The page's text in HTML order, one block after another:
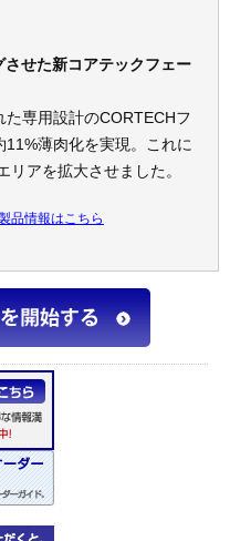
せた新コアテックフェー
専用設計のCORTECHフ
11%薄肉化を実現。これに
リアを拡大させました。
品情報はこちら